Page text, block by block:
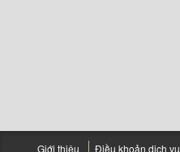
Giới thiệu Điều khoản dịch vụ